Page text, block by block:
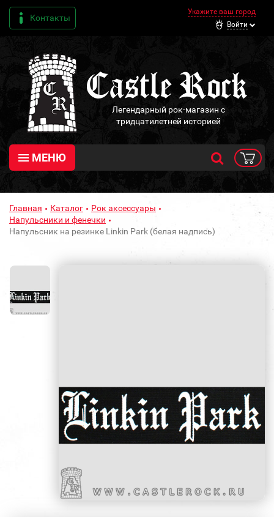
Контакты
Укажите ваш город
Войти
Легендарный рок-магазин с
тридцатилетней историей
МЕНЮ
Главная Каталог
Рок аксессуары
Напульсники и фенечки
Напульсник на резинке Linkin Park (белая надпись)